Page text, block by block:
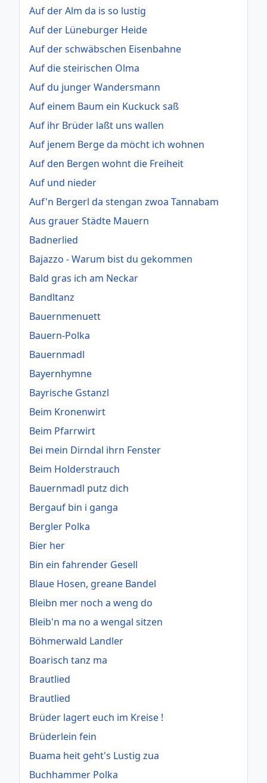
Auf der Alm da is so lustig
Auf der Lüneburger Heide
Auf der schwäbschen Eisenbahne
Auf die steirischen Olma
Auf du junger Wandersmann
Auf einem Baum ein Kuckuck saß
Auf ihr Brüder laßt uns wallen
Auf jenem Berge da möcht ich wohnen
Auf den Bergen wohnt die Freiheit
Auf und nieder
Auf'n Bergerl da stengan zwoa Tannabam
Aus grauer Städte Mauern
Badnerlied
Bajazzo - Warum bist du gekommen
Bald gras ich am Neckar
Bandltanz
Bauernmenuett
Bauern-Polka
Bauernmadl
Bayernhymne
Bayrische Gstanzl
Beim Kronenwirt
Beim Pfarrwirt
Bei mein Dirndal ihrn Fenster
Beim Holderstrauch
Bauernmadl putz dich
Bergauf bin i ganga
Bergler Polka
Bier her
Bin ein fahrender Gesell
Blaue Hosen, greane Bandel
Bleibn mer noch a weng do
Bleib'n ma no a wengal sitzen
Böhmerwald Landler
Boarisch tanz ma
Brautlied
Brautlied
Brüder lagert euch im Kreise !
Brüderlein fein
Buama heit geht's Lustig zua
Buchhammer Polka